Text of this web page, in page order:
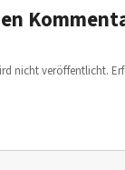
nicht veröffentlicht.